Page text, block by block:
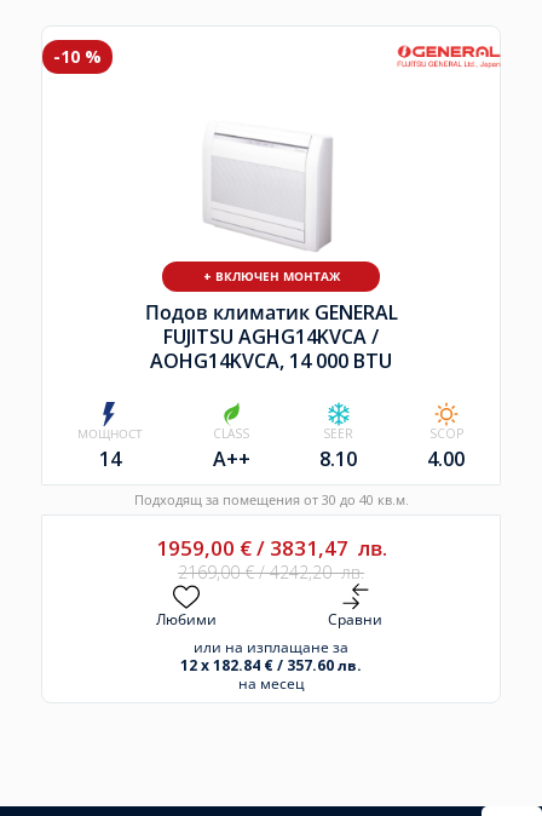
-10 %
+ ВКЛЮЧЕН МОНТАЖ
Подов климатик GENERAL
FUJITSU AGHG14KVCA /
AOHG14KVCA, 14 000 BTU
МОЩНОСТ
14
CLASS
A++
SEER
8.10
SCOP
4.00
Подходящ за помещения от 30 до 40 кв.м.
1959,00 €/ 3831,47 лв.
2169,00€/4242,20лв.
Любими
Сравни
или на изплащане за
12 x 182.84 € / 357.60 лв.
на месец